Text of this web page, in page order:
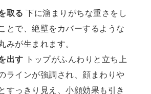
取る 下に溜まりがちな重さをし
とで、絶壁をカバーするような
みが生まれます。
出す トップがふんわりと立ち上
ラインが強調され、顔まわりや
すっきり見え、小顔効果も引き